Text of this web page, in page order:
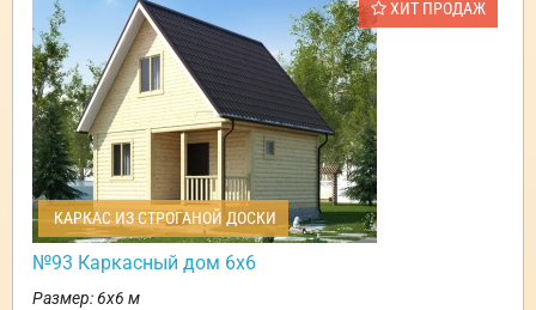
ХИТ ПРОДАЖ
КАРКАС ИЗ СТРОГАНОЙ ДОСКИ
№93 Каркасный дом 6х6
Размер: 6х6 м